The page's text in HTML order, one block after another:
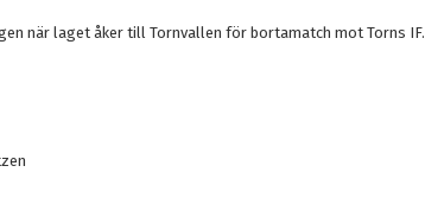
när laget åker till Tornvallen för bortamatch mot Torns IF.